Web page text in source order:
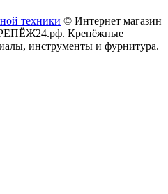
© Интернет магазин
Крепёжные
инструменты и фурнитура.